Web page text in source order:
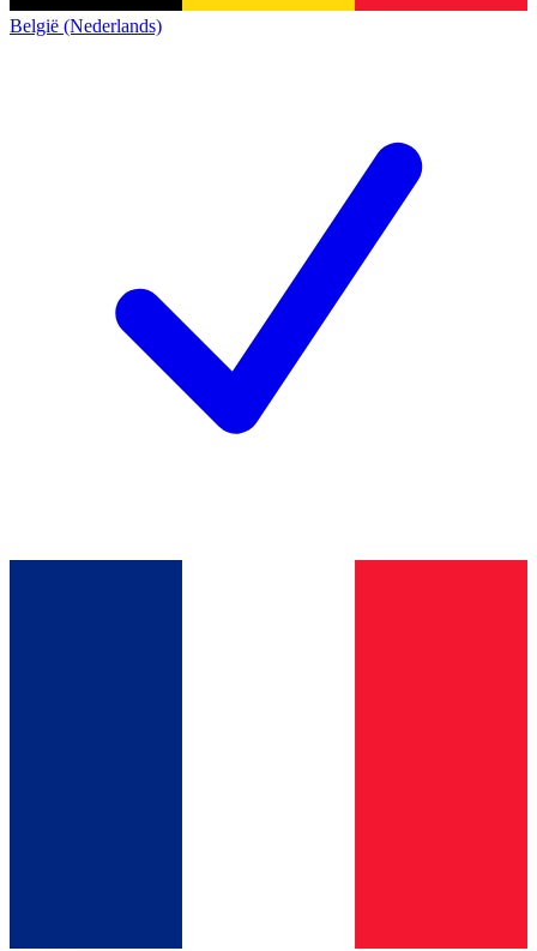
België (Nederlands)